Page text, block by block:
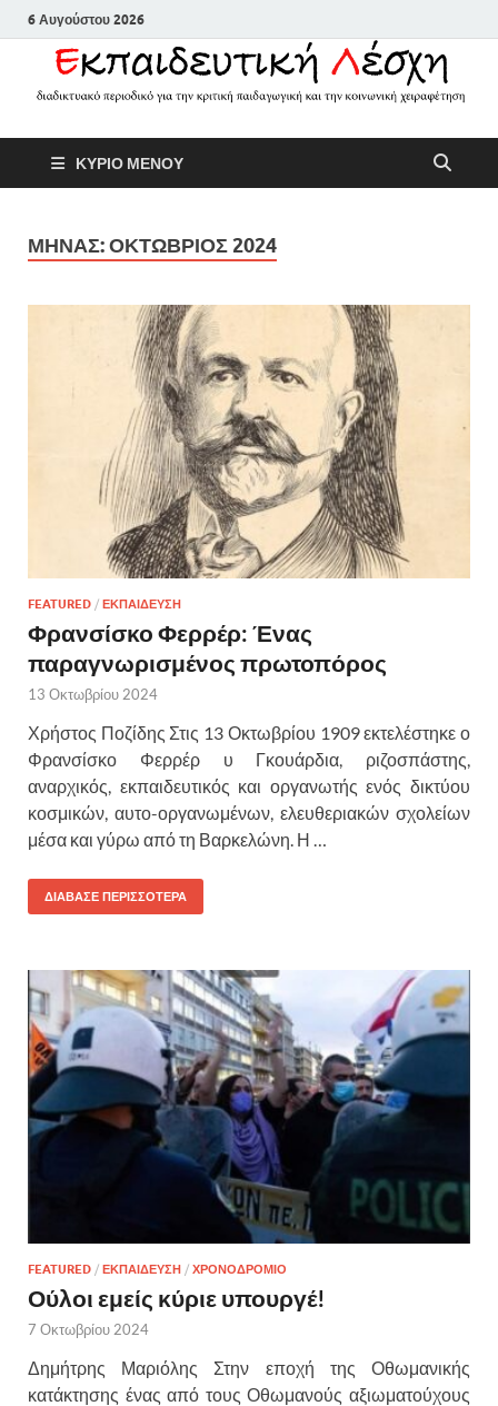
6 Αυγούστου 2026
κριτική παιδαγωγική και την
κοινωνική χειραφέτηση
ΚΥΡΙΟ ΜΕΝΟΥ
ΜΗΝΑΣ:ΟΚΤΩΒΡΙΟΣ 2024
FEATURED / ΕΚΠΑΙΔΕΥΣΗ
Φρανσίσκο Φερρέρ: Ένας
παραγνωρισμένος πρωτοπόρος
13 Οκτωβρίου 2024
Χρήστος Ποζίδης Στις 13 Οκτωβρίου 1909 εκτελέστηκε ο
Φρανσίσκο Φερρέρ υ Γκουάρδια, ριζοσπάστης,
αναρχικός, εκπαιδευτικός και οργανωτής ενός δικτύου
κοσμικών, αυτο-οργανωμένων, ελευθεριακών σχολείων
μέσα και γύρω από τη Βαρκελώνη. Η …
ΔΙΑΒΑΣΕ ΠΕΡΙΣΣΟΤΕΡΑ
FEATURED / ΕΚΠΑΙΔΕΥΣΗ / ΧΡΟΝΟΔΡΟΜΙΟ
Ούλοι εμείς κύριε υπουργέ!
7 Οκτωβρίου 2024
Δημήτρης Μαριόλης Στην εποχή της Οθωμανικής
κατάκτησης ένας από τους Οθωμανούς αξιωματούχους